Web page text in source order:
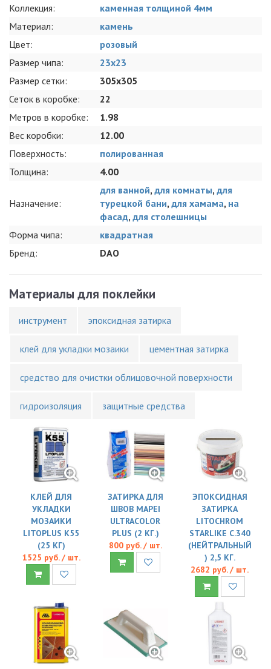
Коллекция:
каменная толщиной 4мм
Материал:
камень
Цвет:
розовый
Размер чипа:
23x23
Размер сетки:
305x305
Сеток в коробке:
22
Метров в коробке:
1.98
Вес коробки:
12.00
Поверхность:
полированная
Толщина:
4.00
Назначение:
для ванной, для комнаты, для
турецкой бани, для хамама, на
фасад, для столешницы
Форма чипа:
квадратная
Бренд:
DAO
Материалы для поклейки
инструмент эпоксидная затирка
клей для укладки мозаики цементная затирка
средство для очистки облицовочной поверхности
гидроизоляция защитные средства
КЛЕЙ ДЛЯ
УКЛАДКИ
МОЗАИКИ
LITOPLUS K55
(25 КГ)
1525 руб. / шт.
ЗАТИРКА ДЛЯ
ШВОВ MAPEI
ULTRACOLOR
PLUS (2 КГ.)
800 руб. / шт.
ЭПОКСИДНАЯ
ЗАТИРКА
LITOCHROM
STARLIKE C.340
(НЕЙТРАЛЬНЫЙ
) 2,5 КГ.
2682 руб. / шт.